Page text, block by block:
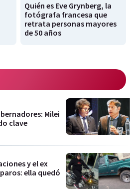
Quién es Eve Grynberg, la
fotógrafa francesa que
retrata personas mayores
de 50 años
Milei
clave
y el ex
ella quedó